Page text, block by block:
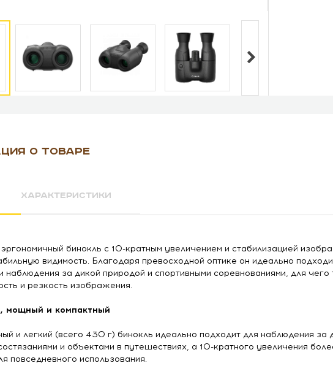
О ТОВАРЕ
ХАРАКТЕРИСТИКИ
эргономичный бинокль с 10-кратным увеличением и стабилизацией
видимость. Благодаря превосходной оптике он идеально
наблюдения за дикой природой и спортивными соревнованиями, для чего
и резкость изображения.
мощный и компактный
и легкий (всего 430 г) бинокль идеально подходит для наблюдения за
и объектами в путешествиях, а 10-кратного увеличения
повседневного использования.